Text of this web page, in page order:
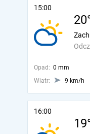
15:00
Opad: 0 mm
Wiatr:
9 km/h
16:00